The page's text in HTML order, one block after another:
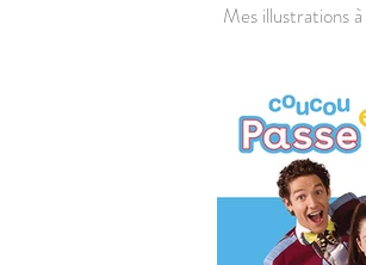
Mes illustrations à